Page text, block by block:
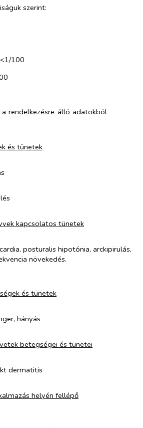
szerint:
100
a rendelkezésre álló adatokból
és tünetek
kapcsolatos tünetek
posturalis hipotónia, arckipirulás,
növekedés.
és tünetek
hányás
betegségei és tünetei
dermatitis
helyén fellépő